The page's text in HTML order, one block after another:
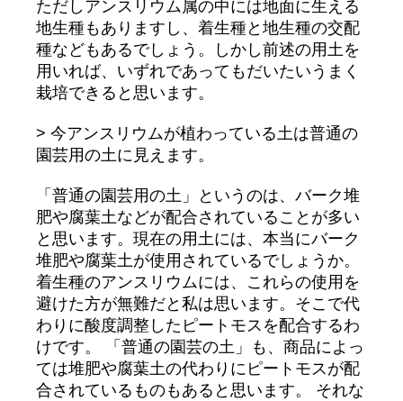
ただしアンスリウム属の中には地面に生える
地生種もありますし、着生種と地生種の交配
種などもあるでしょう。しかし前述の用土を
用いれば、いずれであってもだいたいうまく
栽培できると思います。
> 今アンスリウムが植わっている土は普通の
園芸用の土に見えます。
「普通の園芸用の土」というのは、バーク堆
肥や腐葉土などが配合されていることが多い
と思います。現在の用土には、本当にバーク
堆肥や腐葉土が使用されているでしょうか。
着生種のアンスリウムには、これらの使用を
避けた方が無難だと私は思います。そこで代
わりに酸度調整したピートモスを配合するわ
けです。 「普通の園芸の土」も、商品によっ
ては堆肥や腐葉土の代わりにピートモスが配
合されているものもあると思います。 それな